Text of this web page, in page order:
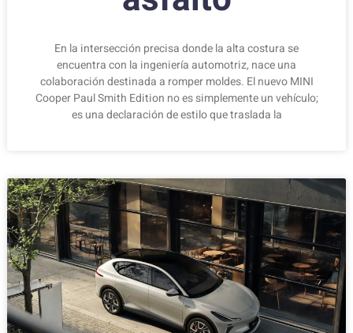
En la intersección precisa donde la alta costura se
encuentra con la ingeniería automotriz, nace una
colaboración destinada a romper moldes. El nuevo MINI
Cooper Paul Smith Edition no es simplemente un vehículo;
es una declaración de estilo que traslada la